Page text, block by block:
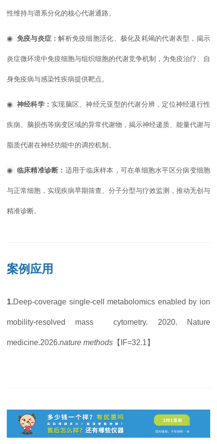
性维持与谱系分化的核心代谢通路。
◉ 免疫与炎症：解析免疫细胞活化、极化及耗竭的代谢表型，揭示
炎症微环境中免疫细胞与组织细胞的代谢竞争机制，为免疫治疗、自
身免疫病与感染性疾病提供靶点。
◉ 神经科学： 实现脑区、神经元亚型的代谢分辨，定位神经退行性
疾病、脑损伤等病变区域的异常代谢物，揭示神经递质、能量代谢与
脂质代谢在神经功能中的调控机制。
◉ 临床精准诊断： 适用于临床样本，可在单细胞水平区分病变细胞
与正常细胞，实现疾病早期筛查、分子分型与疗效监测，推动无创与
精准诊断。
案例应用
1.Deep-coverage single-cell metabolomics enabled by ion
mobility-resolved mass cytometry. 2020. Nature
medicine.2026.nature methods 【IF=32.1】